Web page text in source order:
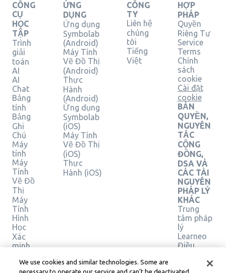
CÔNG
CỤ
HỌC
TẬP
Trình
giải
toán
AI
AI
Chat
Bảng
tính
Bảng
Ghi
Chú
Máy
tính
Máy
Tính
Vẽ Đồ
Thị
Máy
Tính
Hình
Học
Xác
minh
pháp
ỨNG
DỤNG
Ứng dụng
Symbolab
(Android)
Máy Tính
Vẽ Đồ Thị
(Android)
Thực
Hành
(Android)
Ứng dụng
Symbolab
(iOS)
Máy Tính
Vẽ Đồ Thị
(iOS)
Thực
Hành (iOS)
CÔNG
TY
Liên hệ
chúng
tôi
Tiếng
Việt
HỢP
PHÁP
Quyền
Riêng Tư
Service
Terms
Chính
sách
cookie
Cài đặt
cookie
BẢN
QUYỀN,
NGUYÊN
TẮC
CỘNG
ĐỒNG,
DSA VÀ
CÁC TÀI
NGUYÊN
PHÁP LÝ
KHÁC
Trung
tâm pháp
lý
Learneo
Điều
We use cookies and similar technologies. Some are
necessary to operate our service and can’t be deactivated.